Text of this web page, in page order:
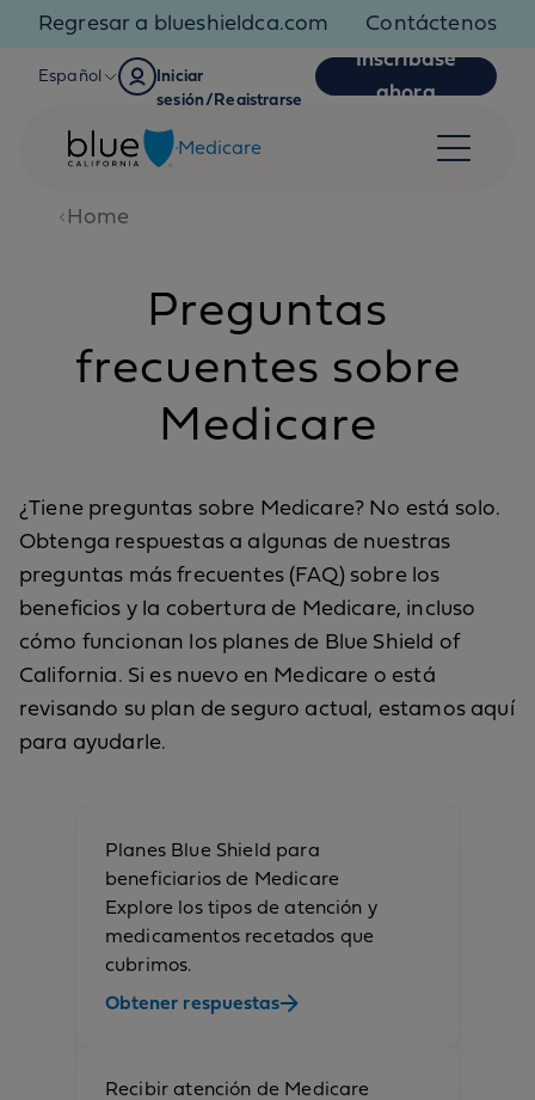
Skip to content
Regresar a blueshieldca.com Contáctenos
Español
Iniciar
sesión/Registrarse
Inscríbase
ahora
Medicare
Home
Preguntas
frecuentes sobre
Medicare
¿Tiene preguntas sobre Medicare? No está solo.
Obtenga respuestas a algunas de nuestras
preguntas más frecuentes (FAQ) sobre los
beneficios y la cobertura de Medicare, incluso
cómo funcionan los planes de Blue Shield of
California. Si es nuevo en Medicare o está
revisando su plan de seguro actual, estamos aquí
para ayudarle.
Planes Blue Shield para
beneficiarios de Medicare
Explore los tipos de atención y
medicamentos recetados que
cubrimos.
Obtener respuestas
Recibir atención de Medicare